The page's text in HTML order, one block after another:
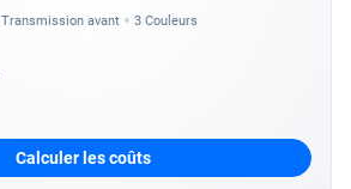
Transmission avant 3 Couleurs
Calculer les coûts